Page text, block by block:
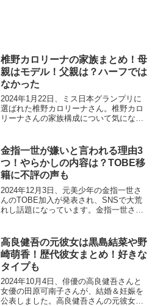
椎野カロリーナの家族まとめ！母
親はモデル！父親は？ハーフでは
なかった
2024年1月22日、ミス日本グランプリに
選ばれた椎野カロリーナさん。椎野カロ
リーナさんの家族構成について気になる
はどんな人？について詳しく調査しまし
た。椎野カロリーナ...
金指一世が嫌いと言われる理由3
つ！やらかしの内容は？TOBE移
籍に不評の声も
2024年12月3日、元美少年の金指一世さ
んのTOBE加入が発表され、SNSで大荒
れし話題になっています。金指一世さん
いる人もいるみたいですね。そこで今回
は、金指一世...
高良健吾の元彼女は黒島結菜や野
崎萌香！歴代彼女まとめ！好きな
タイプも
2024年10月4日、俳優の高良健吾さんと
女優の田原可南子さんが、結婚＆妊娠を
公表しました。高良健吾さんの元彼女で